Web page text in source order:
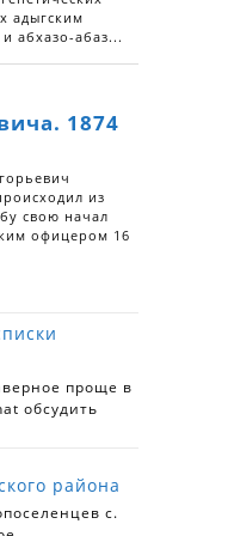
проще в
обсудить
района
с.